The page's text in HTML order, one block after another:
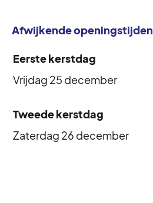
Afwijkende openingstijden
Eerste kerstdag
Vrijdag 25 december
Tweede kerstdag
Zaterdag 26 december